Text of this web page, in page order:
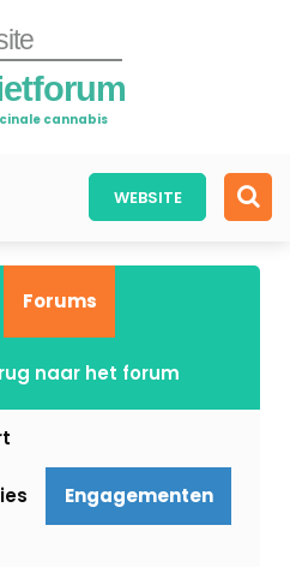
cannabis
WEBSITE
Forums
naar het forum
Engagementen